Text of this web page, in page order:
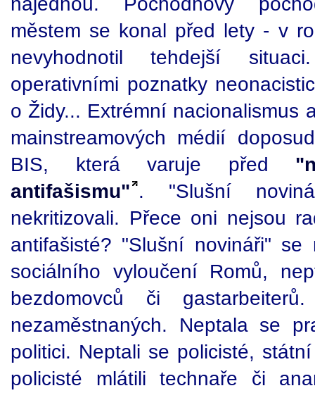
městem se konal před lety - v
nevyhodnotil tehdejší
operativními poznatky
o Židy... Extrémní nacionalismus
mainstreamových médií
BIS, která varuje před
antifašismu" . "Slušní
nekritizovali. Přece oni nejsou
antifašisté? "Slušní novináři"
sociálního vyloučení Romů,
bezdomovců či
nezaměstnaných. Neptala se
politici. Neptali se policisté,
policisté mlátili technaře či